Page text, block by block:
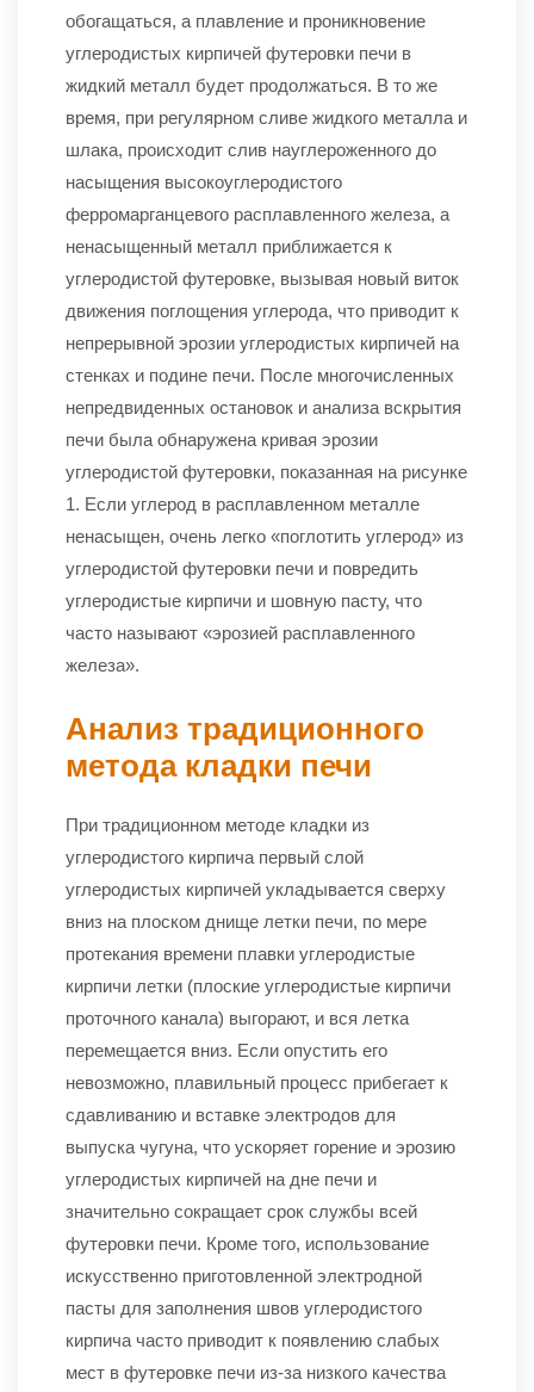
обогащаться, а плавление и проникновение
углеродистых кирпичей футеровки печи в
жидкий металл будет продолжаться. В то же
время, при регулярном сливе жидкого металла и
шлака, происходит слив науглероженного до
насыщения высокоуглеродистого
ферромарганцевого расплавленного железа, а
ненасыщенный металл приближается к
углеродистой футеровке, вызывая новый виток
движения поглощения углерода, что приводит к
непрерывной эрозии углеродистых кирпичей на
стенках и подине печи. После многочисленных
непредвиденных остановок и анализа вскрытия
печи была обнаружена кривая эрозии
углеродистой футеровки, показанная на рисунке
1. Если углерод в расплавленном металле
ненасыщен, очень легко «поглотить углерод» из
углеродистой футеровки печи и повредить
углеродистые кирпичи и шовную пасту, что
часто называют «эрозией расплавленного
железа».
Анализ традиционного
метода кладки печи
При традиционном методе кладки из
углеродистого кирпича первый слой
углеродистых кирпичей укладывается сверху
вниз на плоском днище летки печи, по мере
протекания времени плавки углеродистые
кирпичи летки (плоские углеродистые кирпичи
проточного канала) выгорают, и вся летка
перемещается вниз. Если опустить его
невозможно, плавильный процесс прибегает к
сдавливанию и вставке электродов для
выпуска чугуна, что ускоряет горение и эрозию
углеродистых кирпичей на дне печи и
значительно сокращает срок службы всей
футеровки печи. Кроме того, использование
искусственно приготовленной электродной
пасты для заполнения швов углеродистого
кирпича часто приводит к появлению слабых
мест в футеровке печи из-за низкого качества